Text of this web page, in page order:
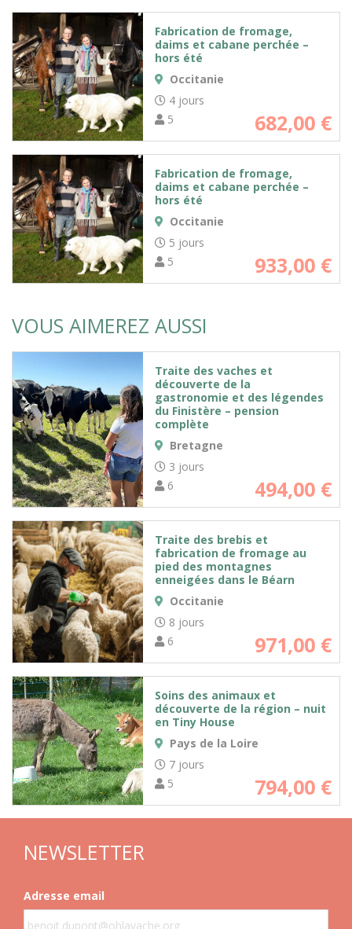
Fabrication de fromage,
daims et cabane perchée –
hors été
Occitanie
4 jours
5
682,00 €
Fabrication de fromage,
daims et cabane perchée –
hors été
Occitanie
5 jours
5
933,00 €
VOUS AIMEREZ AUSSI
Traite des vaches et
découverte de la
gastronomie et des légendes
du Finistère – pension
complète
Bretagne
3 jours
6
494,00 €
Traite des brebis et
fabrication de fromage au
pied des montagnes
enneigées dans le Béarn
Occitanie
8 jours
6
971,00 €
Soins des animaux et
découverte de la région – nuit
en Tiny House
Pays de la Loire
7 jours
5
794,00 €
NEWSLETTER
Adresse email